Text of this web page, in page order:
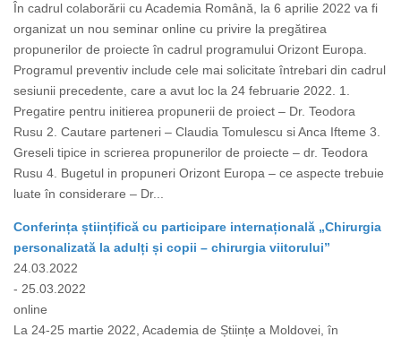
În cadrul colaborării cu Academia Română, la 6 aprilie 2022 va fi
organizat un nou seminar online cu privire la pregătirea
propunerilor de proiecte în cadrul programului Orizont Europa.
Programul preventiv include cele mai solicitate întrebari din cadrul
sesiunii precedente, care a avut loc la 24 februarie 2022. 1.
Pregatire pentru initierea propunerii de proiect – Dr. Teodora
Rusu 2. Cautare parteneri – Claudia Tomulescu si Anca Ifteme 3.
Greseli tipice in scrierea propunerilor de proiecte – dr. Teodora
Rusu 4. Bugetul in propuneri Orizont Europa – ce aspecte trebuie
luate în considerare – Dr...
Conferința științifică cu participare internațională „Chirurgia
personalizată la adulți și copii – chirurgia viitorului”
24.03.2022
- 25.03.2022
online
La 24-25 martie 2022, Academia de Științe a Moldovei, în